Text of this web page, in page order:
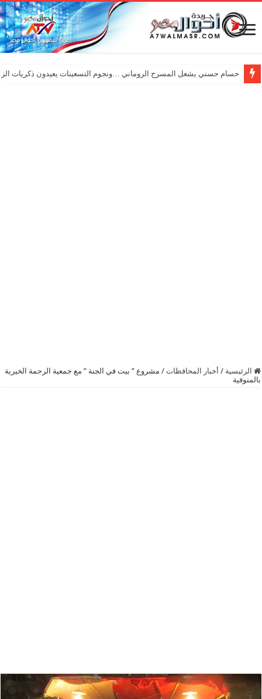
حسام حسني يشعل المسرح الروماني …ونجوم التسعينات يعيدون ذكريات
الرئيسية / أخبار المحافظات / مشروع ” بيت في الجنة ” مع جمعية الرحمة الخيرية
بالمنوفية